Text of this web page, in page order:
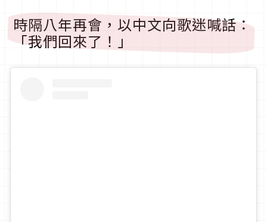
時隔八年再會，以中文向歌迷喊話：
「我們回來了！」